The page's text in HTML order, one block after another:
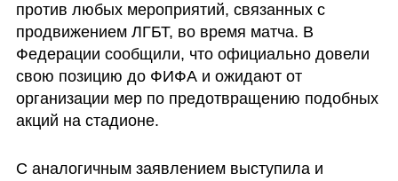
против любых мероприятий, связанных с
продвижением ЛГБТ, во время матча. В
Федерации сообщили, что официально довели
свою позицию до ФИФА и ожидают от
организации мер по предотвращению подобных
акций на стадионе.
С аналогичным заявлением выступила и